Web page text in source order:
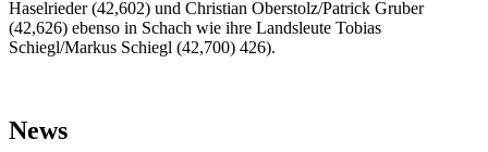
Haselrieder (42,602) und Christian Oberstolz/Patrick Gruber
(42,626) ebenso in Schach wie ihre Landsleute Tobias
Schiegl/Markus Schiegl (42,700) 426).
News